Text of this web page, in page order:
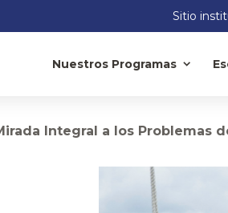
Sitio
Nuestros Programas
Integral a los Problemas